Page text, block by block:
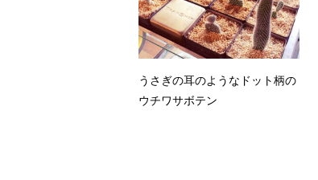
うさぎの耳のようなドット柄の
ウチワサボテン